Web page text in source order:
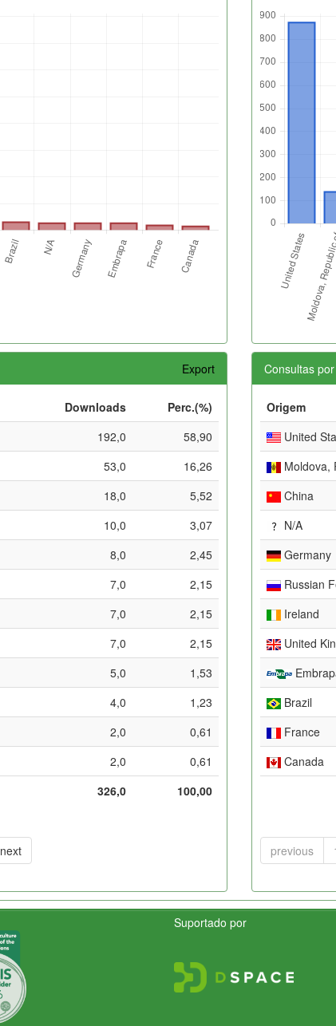
Export
Downloads
Perc.(%)
192,0
58,90
53,0
16,26
18,0
5,52
10,0
3,07
8,0
2,45
7,0
2,15
7,0
2,15
7,0
2,15
5,0
1,53
4,0
1,23
2,0
0,61
2,0
0,61
326,0
100,00
next
Consultas
Origem
United
Moldova,
China
N/A
Germany
Russian
Ireland
United
Brazil
France
Canada
previous
Suportado por